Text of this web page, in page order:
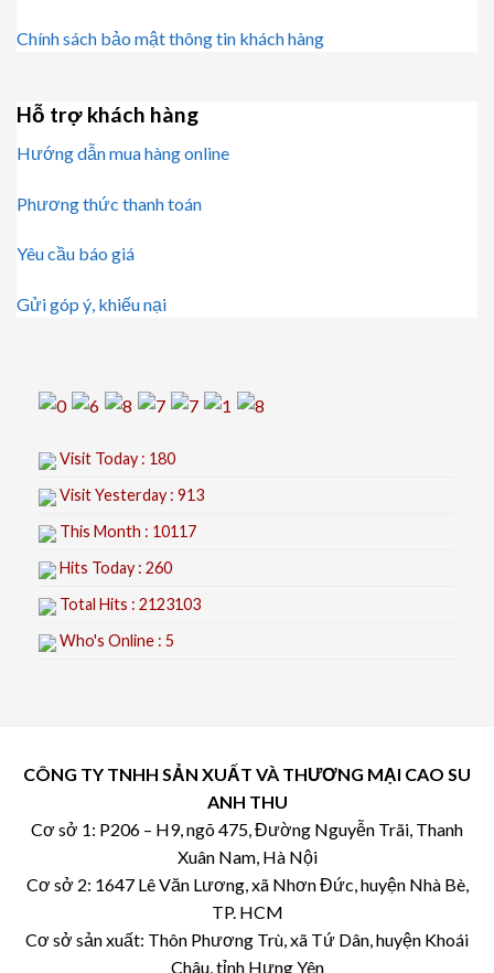
Chính sách bảo mật thông tin khách hàng
Hỗ trợ khách hàng
Hướng dẫn mua hàng online
Phương thức thanh toán
Yêu cầu báo giá
Gửi góp ý, khiếu nại
Visit Today : 180
Visit Yesterday : 913
This Month : 10117
Hits Today : 260
Total Hits : 2123103
Who's Online : 5
CÔNG TY TNHH SẢN XUẤT VÀ THƯƠNG MẠI CAO SU
ANH THU
Cơ sở 1: P206 – H9, ngõ 475, Đường Nguyễn Trãi, Thanh
Xuân Nam, Hà Nội
Cơ sở 2: 1647 Lê Văn Lương, xã Nhơn Đức, huyện Nhà Bè,
TP. HCM
Cơ sở sản xuất: Thôn Phương Trù, xã Tứ Dân, huyện Khoái
Châu, tỉnh Hưng Yên